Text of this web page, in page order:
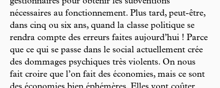
nécessaires au fonctionnement. Plus tard, peut-être,
dans cinq ou six ans, quand la classe politique se
rendra compte des erreurs faites aujourd’hui ! Parce
que ce qui se passe dans le social actuellement crée
des dommages psychiques très violents. On nous
fait croire que l’on fait des économies, mais ce sont